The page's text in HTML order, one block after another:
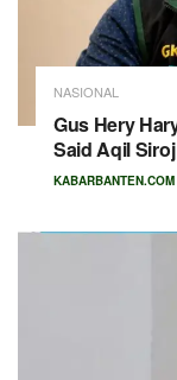
NASIONAL
Gus Hery
Said Aqil
KABARBANTEN.COM